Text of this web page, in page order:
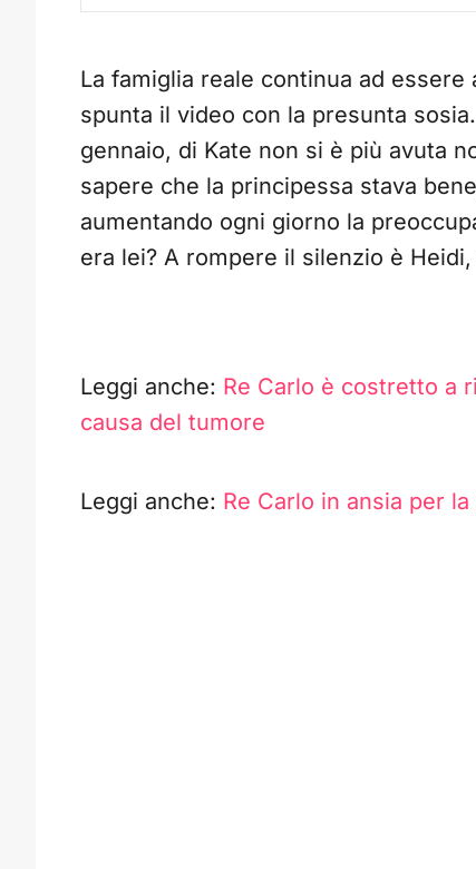
La famiglia reale continua ad
spunta il video con la presunta
gennaio, di Kate non si è più avuta
sapere che la principessa stava
aumentando ogni giorno la
era lei? A rompere il silenzio è
Leggi anche: Re Carlo è costretto a
causa del tumore
Leggi anche: Re Carlo in ansia per